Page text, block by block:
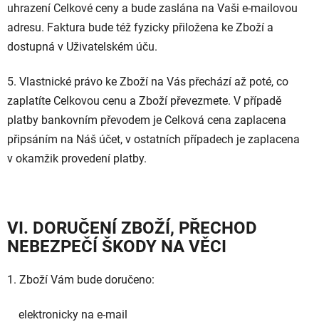
uhrazení Celkové ceny a bude zaslána na Vaši e-mailovou
adresu. Faktura bude též fyzicky přiložena ke Zboží a
dostupná v Uživatelském úču.
5. Vlastnické právo ke Zboží na Vás přechází až poté, co
zaplatíte Celkovou cenu a Zboží převezmete. V případě
platby bankovním převodem je Celková cena zaplacena
připsáním na Náš účet, v ostatních případech je zaplacena
v okamžik provedení platby.
VI. DORUČENÍ ZBOŽÍ, PŘECHOD
NEBEZPEČÍ ŠKODY NA VĚCI
1. Zboží Vám bude doručeno:
elektronicky na e-mail